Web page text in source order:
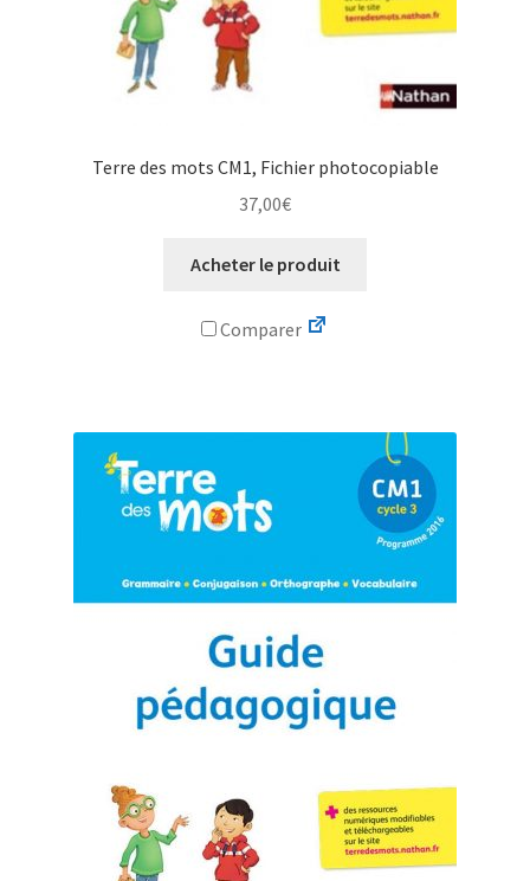
Terre des mots CM1, Fichier photocopiable
37,00€
Acheter le produit
Comparer